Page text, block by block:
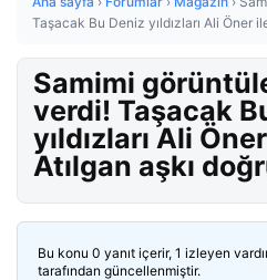
Taşacak Bu Deniz yıldızları Ali Öner
Samimi
verdi! Taşacak
yıldızları Ali
Atılgan aşkı
Bu konu 0 yanıt içerir, 1 izleyen
tarafından güncellenmiştir.